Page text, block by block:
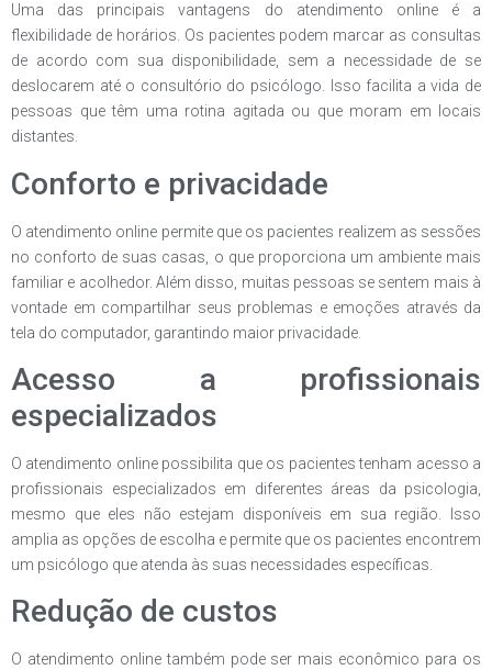
Uma das principais vantagens do atendimento online é a
flexibilidade de horários. Os pacientes podem marcar as consultas
de acordo com sua disponibilidade, sem a necessidade de se
deslocarem até o consultório do psicólogo. Isso facilita a vida de
pessoas que têm uma rotina agitada ou que moram em locais
distantes.
Conforto e privacidade
O atendimento online permite que os pacientes realizem as sessões
no conforto de suas casas, o que proporciona um ambiente mais
familiar e acolhedor. Além disso, muitas pessoas se sentem mais à
vontade em compartilhar seus problemas e emoções através da
tela do computador, garantindo maior privacidade.
Acesso a profissionais
especializados
O atendimento online possibilita que os pacientes tenham acesso a
profissionais especializados em diferentes áreas da psicologia,
mesmo que eles não estejam disponíveis em sua região. Isso
amplia as opções de escolha e permite que os pacientes encontrem
um psicólogo que atenda às suas necessidades específicas.
Redução de custos
O atendimento online também pode ser mais econômico para os